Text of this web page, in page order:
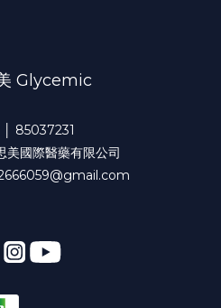
Glycemic
│ 85037231
美國際醫藥有限公司